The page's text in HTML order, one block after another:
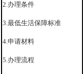
2.办理条件
3.最低生活保障标准
4.申请材料
5.办理流程